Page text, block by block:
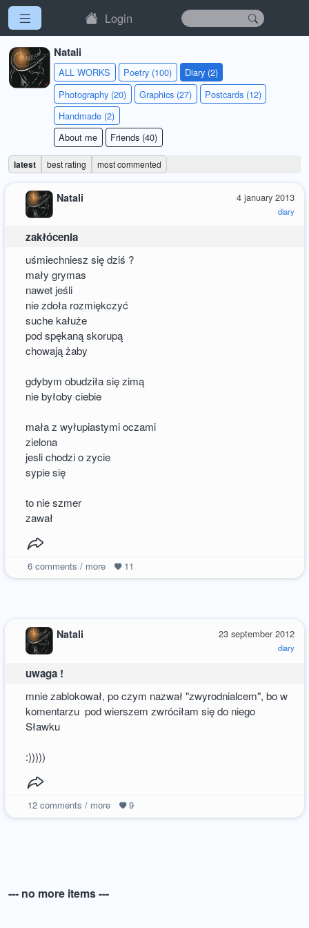
Login
Natali
ALL WORKS Poetry (100)
Diary (2)
Photography (20)
Graphics (27)
Postcards (12)
Handmade (2)
About me
Friends (40)
latest best rating most commented
4 january 2013
diary
Natali
zakłócenia
uśmiechniesz się dziś ?
mały grymas
nawet jeśli
nie zdoła rozmiękczyć
suche kałuże
pod spękaną skorupą
chowają żaby
gdybym obudziła się zimą
nie byłoby ciebie
mała z wyłupiastymi oczami
zielona
jesli chodzi o zycie
sypie się
to nie szmer
zawał
6comments / more 11
23 september 2012
diary
Natali
uwaga !
mnie zablokował, po czym nazwał "zwyrodnialcem", bo w
komentarzu pod wierszem zwróciłam się do niego
Sławku
:)))))
12comments / more 9
--- no more items ---